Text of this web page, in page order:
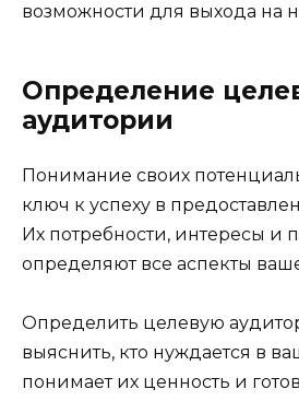
возможности для выхода на
Определение
аудитории
Понимание своих
ключ к успеху в
Их потребности, интересы и
определяют все аспекты
Определить целевую
выяснить, кто нуждается в
понимает их ценность и